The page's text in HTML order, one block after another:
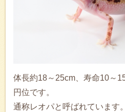
体長約18～25cm、寿命10～
円位です。
通称レオパと呼ばれています